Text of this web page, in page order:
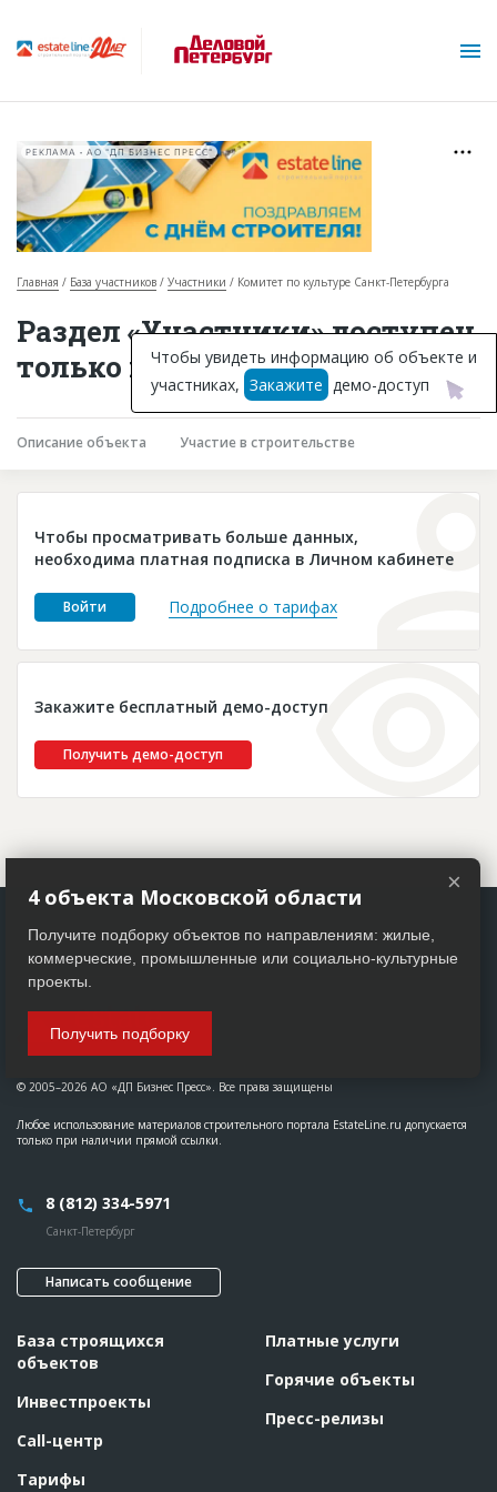
Горячие объекты
База строящихся объектов
Инвестпроекты
Глоссарий
Платные услуги
Пресс-релизы
РЕКЛАМА • АО "ДП БИЗНЕС ПРЕСС"
Главная База участников Участники Комитет по культуре Санкт-Петербурга
Раздел «Участники» доступен
только подписчикам
Описание объекта Участие в строительстве
Чтобы просматривать больше данных,
необходима платная подписка в Личном кабинете
Войти Подробнее о тарифах
Закажите бесплатный демо-доступ
Получить демо-доступ
Чтобы увидеть информацию об объекте и
участниках, Закажите демо-доступ
© 2005–2026 АО «ДП Бизнес Пресс». Все права защищены
Любое использование материалов строительного портала EstateLine.ru допускается
только при наличии прямой ссылки.
8 (812) 334-5971
Санкт-Петербург
Написать сообщение
База строящихся
объектов
Инвестпроекты
Call-центр
Тарифы
Платные услуги
Горячие объекты
Пресс-релизы
×
4 объекта Московской области
Получите подборку объектов по направлениям: жилые,
коммерческие, промышленные или социально-культурные
проекты.
Получить подборку